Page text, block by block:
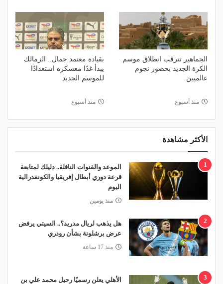
الجماهير تترقب انطلاق موسم
الكرة الجديد بحضور نجوم
عالميين
منذ أسبوع
بقيادة معتمد جمال.. الزمالك
يبدأ غدًا معسكره استعدادًا
للموسم الجديد
منذ أسبوع
الأكثر مشاهدة
1
الموعد والقنوات الناقلة.. دليلك لمتابعة
قرعة دوري أبطال إفريقيا والكونفدرالية
اليوم
منذ يومين
2
هل يذهب لريال مدريد؟.. السيتي يرفض
عرض برشلونة بشأن رودري
منذ 17 ساعة
3
الأهلي يعلن رسميًا رحيل محمد علي بن